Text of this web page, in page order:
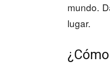
mundo.
lugar.